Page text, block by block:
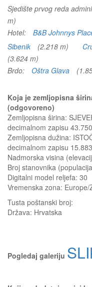
Sjedište prvog reda
m)
Hotel:
B&B Johnnys
Sibenik
(2.218 m)
(3.624 m)
Brdo:
Oštra Glava
Koja je zemljopisna
(odgovoreno)
Zemljopisna širina:
decimalnom zapisu
Zemljopisna dužina:
decimalnom zapisu
Nadmorska visina
Broj stanovnika
Digitalni model reljefa: 30
Vremenska zona: Europe/
Tusta poštanski broj:
Država: Hrvatska
Pogledaj galeriju